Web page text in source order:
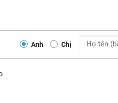
Anh Chị